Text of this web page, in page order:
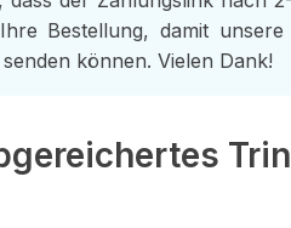
Bestellung, damit
können. Vielen Dank!